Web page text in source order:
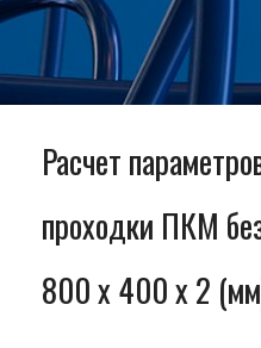
Расчет
проходки ПКМ
800 x 400 x 2